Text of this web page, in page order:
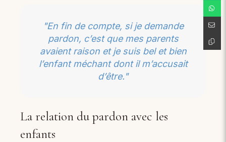
"En fin de compte, si je demande
pardon, c’est que mes parents
avaient raison et je suis bel et bien
l’enfant méchant dont il m’accusait
d’être."
La relation du pardon avec les
enfants